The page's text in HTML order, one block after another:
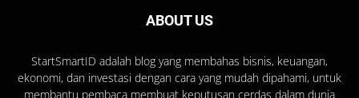
ABOUT US
StartSmartID adalah blog yang membahas bisnis, keuangan,
ekonomi, dan investasi dengan cara yang mudah dipahami, untuk
membantu pembaca membuat keputusan cerdas dalam dunia